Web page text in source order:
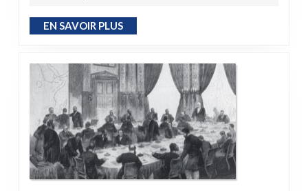
EN SAVOIR PLUSEN SAVOIR PLUS